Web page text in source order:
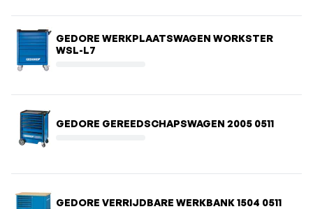
GEDORE WERKPLAATSWAGEN WORKSTER
WSL-L7
GEDORE GEREEDSCHAPSWAGEN 2005 0511
GEDORE VERRIJDBARE WERKBANK 1504 0511